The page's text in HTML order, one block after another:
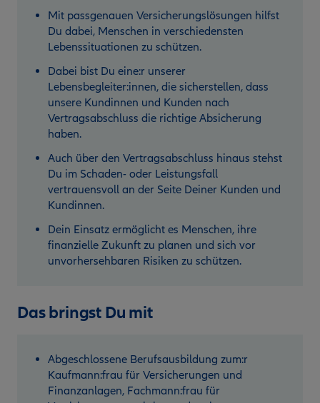
Mit passgenauen Versicherungslösungen hilfst
Du dabei, Menschen in verschiedensten
Lebenssituationen zu schützen.
Dabei bist Du eine:r unserer
Lebensbegleiter:innen, die sicherstellen, dass
unsere Kundinnen und Kunden nach
Vertragsabschluss die richtige Absicherung
haben.
Auch über den Vertragsabschluss hinaus stehst
Du im Schaden- oder Leistungsfall
vertrauensvoll an der Seite Deiner Kunden und
Kundinnen.
Dein Einsatz ermöglicht es Menschen, ihre
finanzielle Zukunft zu planen und sich vor
unvorhersehbaren Risiken zu schützen.
Das bringst Du mit
Abgeschlossene Berufsausbildung zum:r
Kaufmann:frau für Versicherungen und
Finanzanlagen, Fachmann:frau für